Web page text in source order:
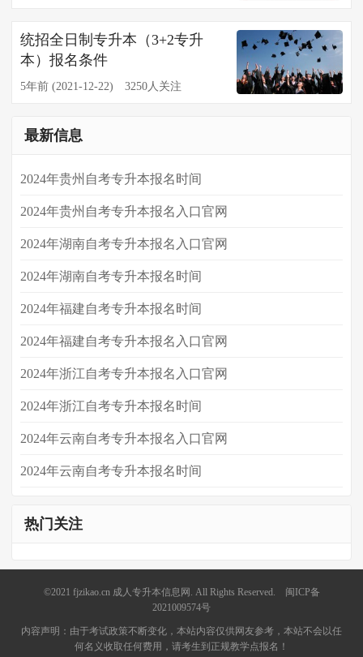
统招全日制专升本（3+2专升
本）报名条件
5年前 (2021-12-22) 3250人关注
最新信息
2024年贵州自考专升本报名时间
2024年贵州自考专升本报名入口官网
2024年湖南自考专升本报名入口官网
2024年​湖南自考专升本报名时间
​2024年福建自考专升本报名时间
2024年福建自考专升本报名入口官网
2024年浙江自考专升本报名入口官网
2024年浙江自考专升本报名时间
2024年云南自考专升本报名入口官网
2024年云南自考专升本报名时间
热门关注
©2021 fjzikao.cn成人专升本信息网. All Rights Reserved.
闽ICP备
2021009574号
内容声明：由于考试政策不断变化，本站内容仅供网友参考，本站不会以任
何名义收取任何费用，请考生到正规教学点报名！